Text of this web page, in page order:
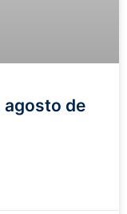
agosto de